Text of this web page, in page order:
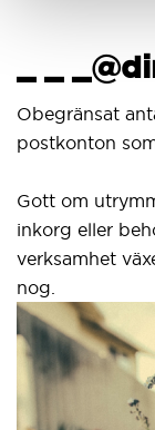
_ _
Obegränsat
postkonton
Gott om
inkorg eller
verksamhet
nog.